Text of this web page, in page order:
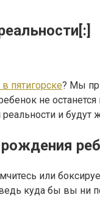
пятигорске? Мы
не
реальности и
или
куда бы вы ни